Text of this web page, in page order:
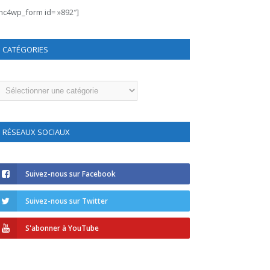
id= »892″]
CATÉGORIES
RÉSEAUX SOCIAUX
Suivez-nous sur Facebook
Suivez-nous sur Twitter
S'abonner à YouTube